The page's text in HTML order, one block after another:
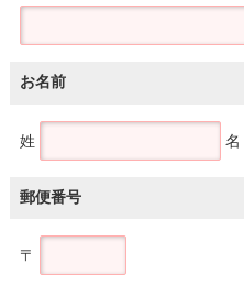
お名前
姓 名
郵便番号
〒